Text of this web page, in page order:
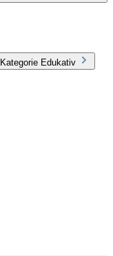
Edukativ